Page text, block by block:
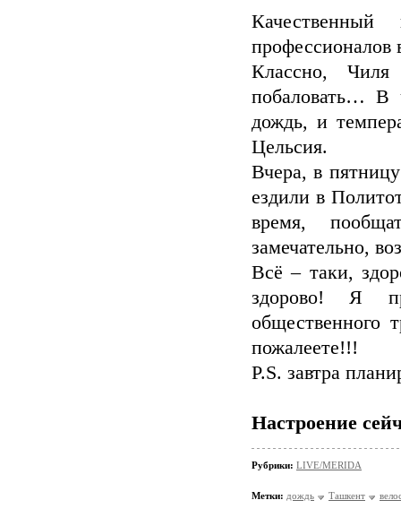
профессионалов
Классно,
побаловать… В
дождь, и
Цельсия.
Вчера, в
ездили в
время,
замечательно,
Всё – таки,
здорово! Я
общественного
пожалеете!!!
P.S. завтра
Настроение
Рубрики: LIVE/MERIDA
Метки: дождь Ташкент